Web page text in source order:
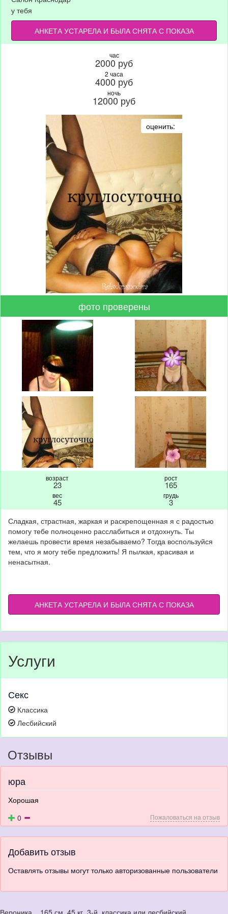
у тебя
АНКЕТА УСТАРЕЛА И БЫЛА СНЯТА С ПОКАЗА
час
2000 руб
2 часа
4000 руб
ночь
12000 руб
оценить:
фото проверены
возраст
23
рост
165
вес
45
грудь
3
Сладкая, страстная, жаркая и раскрепощенная я с радостью
помогу тебе полноценно расслабиться и отдохнуть. Ты
желаешь провести время незабываемо? Тогда воспользуйся
тем, что я могу тебе предложить! Я пылкая, красивая и
ненасытная.
АНКЕТА УСТАРЕЛА И БЫЛА СНЯТА С ПОКАЗА
Услуги
Секс
Классика
Лесбийский
Отзывы
юра
Хорошая
Пожаловаться на отзыв
0
Добавить отзыв
Оставлять отзывы могут только авторизованные пользователи
Вероника. . 165 см. 45 кг. 3-й. классика или лесбийский.